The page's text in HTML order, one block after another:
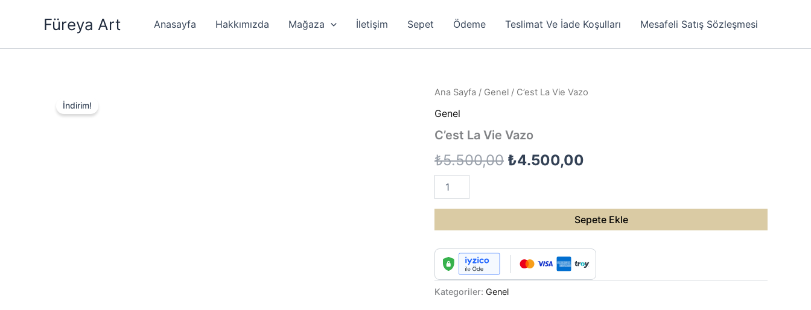
Füreya Art Anasayfa Hakkımızda Mağaza İletişim Sepet Ödeme Teslimat Ve İade Koşulları Mesafeli Satış Sözleşmesi
İndirim!
Ana Sayfa / Genel / C’est La Vie Vazo
Genel
C’est La Vie Vazo
₺5.500,00 Orijinal
₺5.500,00.
₺4.500,00
fiyat:
₺4.500,00.
adet
Sepete Ekle
Kategoriler: Genel